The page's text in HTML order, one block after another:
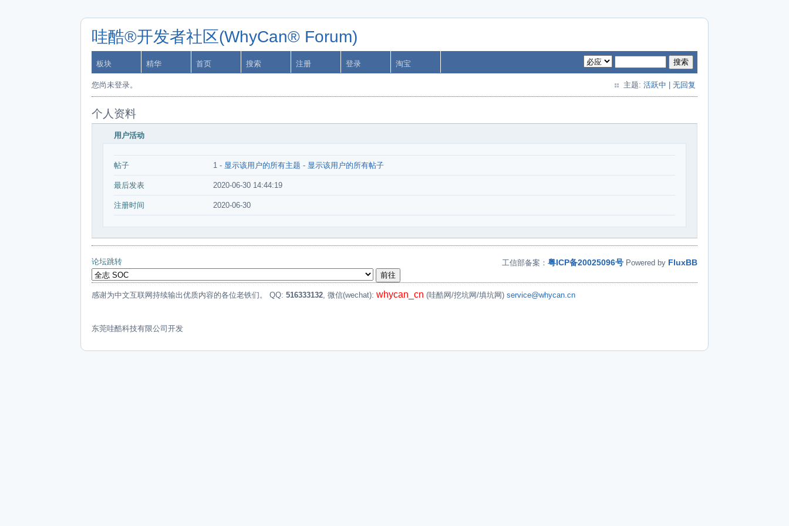
哇酷®开发者社区(WhyCan® Forum)
板块 精华 首页 搜索 注册 登录 淘宝 搜索
您尚未登录。 主题: 活跃中 无回复
个人资料
用户活动
帖子 1 - 显示该用户的所有主题 - 显示该用户的所有帖子
最后发表 2020-06-30 14:44:19
注册时间 2020-06-30
论坛跳转 工信部备案： 粤ICP备20025096号 Powered by FluxBB
感谢为中文互联网持续输出优质内容的各位老铁们。 QQ: 516333132, 微信(wechat): whycan_cn (哇酷网/挖坑网/填坑网) service@whycan.cn
东莞哇酷科技有限公司开发